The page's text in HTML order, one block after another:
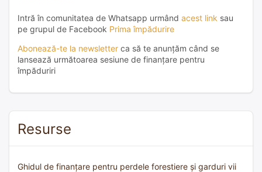
Intră în comunitatea de Whatsapp urmând acest link sau
pe grupul de Facebook Prima împădurire
Abonează-te la newsletter ca să te anunțăm când se
lansează următoarea sesiune de finanțare pentru
împăduriri
Resurse
Ghidul de finanțare pentru perdele forestiere și garduri vii